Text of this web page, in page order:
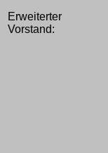
Erweiterter
Vorstand: